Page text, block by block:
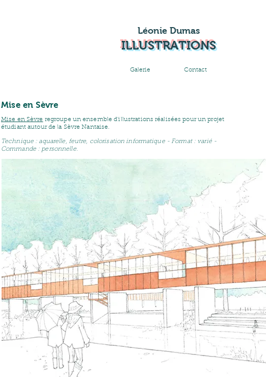
Léonie Dumas
ILLUSTRATIONS
Galerie Contact
Mise en Sèvre
Mise en Sèvre regroupe un ensemble d'illustrations réalisées pour un projet
étudiant autour de la Sèvre Nantaise.
Technique : aquarelle, feutre, colorisation informatique - Format : varié -
Commande : personnelle.